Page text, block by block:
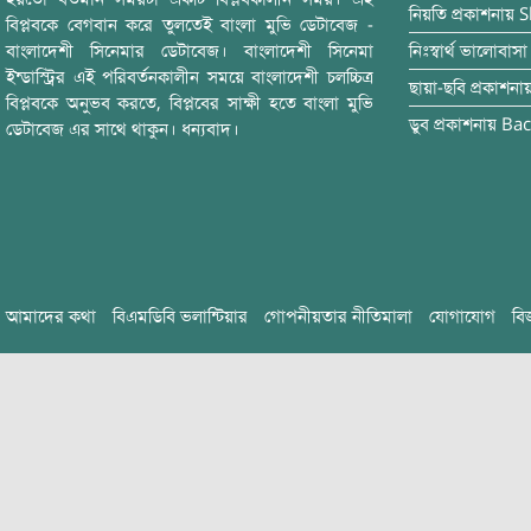
বিপ্লবকে বেগবান করে তুলতেই বাংলা মুভি ডেটাবেজ -
বাংলাদেশী সিনেমার ডেটাবেজ। বাংলাদেশী সিনেমা
ইন্ডাস্ট্রির এই পরিবর্তনকালীন সময়ে বাংলাদেশী চলচ্চিত্র
বিপ্লবকে অনুভব করতে, বিপ্লবের সাক্ষী হতে বাংলা মুভি
ডেটাবেজ এর সাথে থাকুন। ধন্যবাদ।
নিয়তি প্রকাশনায়
নিঃস্বার্থ ভালোবাসা
ছায়া-ছবি
ডুব প্রকাশনায়
আমাদের কথা বিএমডিবি ভলান্টিয়ার গোপনীয়তার নীতিমালা যোগাযোগ